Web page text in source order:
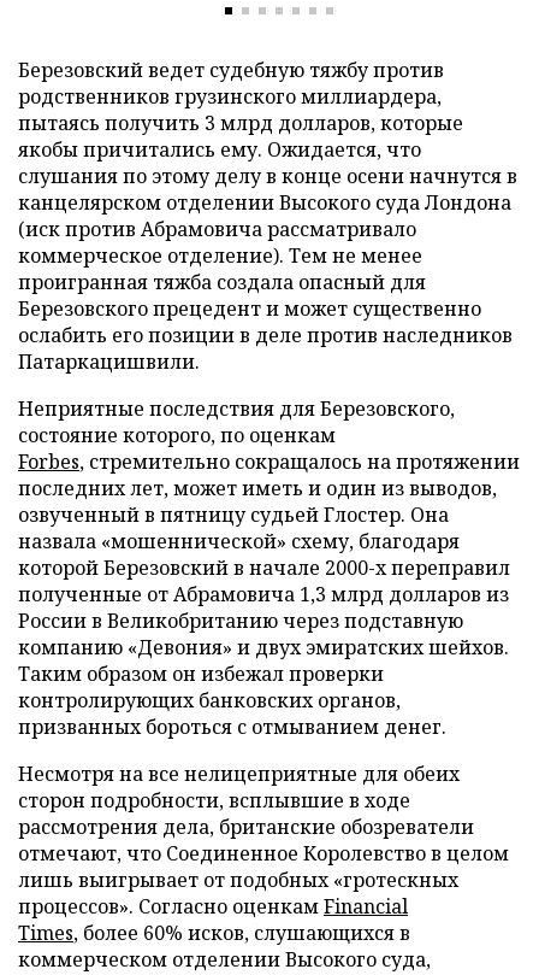
Березовский ведет судебную тяжбу против
родственников грузинского миллиардера,
пытаясь получить 3 млрд долларов, которые
якобы причитались ему. Ожидается, что
слушания по этому делу в конце осени начнутся в
канцелярском отделении Высокого суда Лондона
(иск против Абрамовича рассматривало
коммерческое отделение). Тем не менее
проигранная тяжба создала опасный для
Березовского прецедент и может существенно
ослабить его позиции в деле против наследников
Патаркацишвили.
Неприятные последствия для Березовского,
состояние которого, по оценкам
Forbes, стремительно сокращалось на протяжении
последних лет, может иметь и один из выводов,
озвученный в пятницу судьей Глостер. Она
назвала «мошеннической» схему, благодаря
которой Березовский в начале 2000-х переправил
полученные от Абрамовича 1,3 млрд долларов из
России в Великобританию через подставную
компанию «Девония» и двух эмиратских шейхов.
Таким образом он избежал проверки
контролирующих банковских органов,
призванных бороться с отмыванием денег.
Несмотря на все нелицеприятные для обеих
сторон подробности, всплывшие в ходе
рассмотрения дела, британские обозреватели
отмечают, что Соединенное Королевство в целом
лишь выигрывает от подобных «гротескных
процессов». Согласно оценкамFinancial
Times, более 60% исков, слушающихся в
коммерческом отделении Высокого суда,